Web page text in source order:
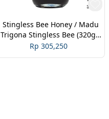
Stingless Bee Honey / Madu
Trigona Stingless Bee (320gr)
- SUKA
Rp 305,250